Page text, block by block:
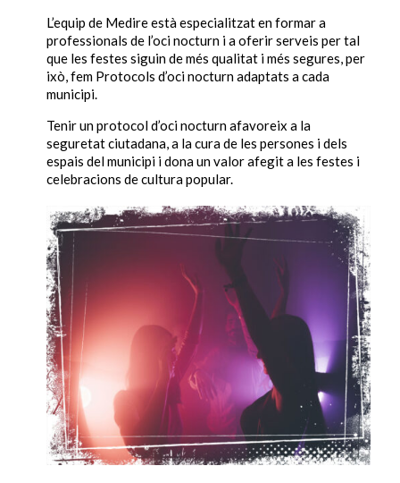
L’equip de Medire està especialitzat en formar a
professionals de l’oci nocturn i a oferir serveis per tal
que les festes siguin de més qualitat i més segures, per
ixò, fem Protocols d’oci nocturn adaptats a cada
municipi.
Tenir un protocol d’oci nocturn afavoreix a la
seguretat ciutadana, a la cura de les persones i dels
espais del municipi i dona un valor afegit a les festes i
celebracions de cultura popular.